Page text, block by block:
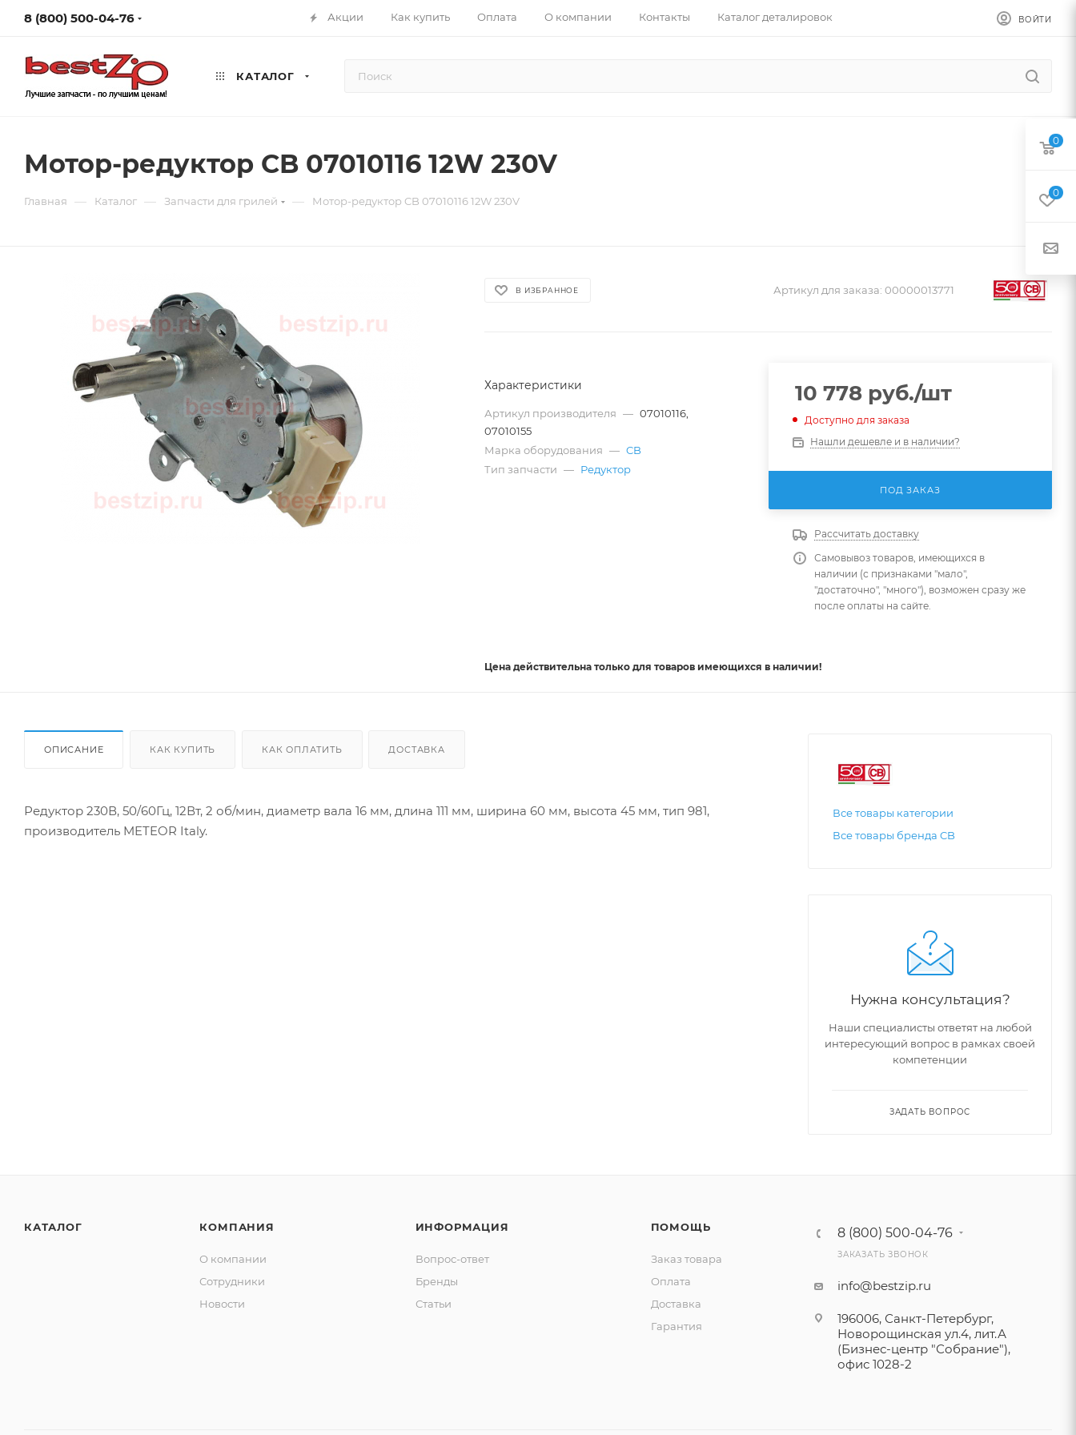
8 (800) 500-04-76 Акции Как купить Оплата О компании Контакты Каталог деталировок ВОЙТИ
КАТАЛОГ
Мотор-редуктор CB 07010116 12W 230V
Главная — Каталог — Запчасти для грилей — Мотор-редуктор CB 07010116 12W 230V
В ИЗБРАННОЕ Артикул для заказа: 00000013771
Характеристики
Артикул производителя — 07010116,
07010155
Марка оборудования — CB
Тип запчасти — Редуктор
10 778руб./шт
Доступно для заказа
Нашли дешевле и в наличии?
ПОД ЗАКАЗ
Рассчитать доставку
Самовывоз товаров, имеющихся в
наличии (с признаками "мало",
"достаточно", "много"), возможен сразу же
после оплаты на сайте.
Цена действительна только для товаров имеющихся в наличии!
ОПИСАНИЕ КАК КУПИТЬ КАК ОПЛАТИТЬ ДОСТАВКА
Редуктор 230В, 50/60Гц, 12Вт, 2 об/мин, диаметр вала 16 мм, длина 111 мм, ширина 60 мм, высота 45 мм, тип 981,
производитель METEOR Italy.
Все товары категории
Все товары бренда CB
Нужна консультация?
Наши специалисты ответят на любой
интересующий вопрос в рамках своей
компетенции
ЗАДАТЬ ВОПРОС
КАТАЛОГ КОМПАНИЯ
О компании
Сотрудники
Новости
ИНФОРМАЦИЯ
Вопрос-ответ
Бренды
Статьи
ПОМОЩЬ
Заказ товара
Оплата
Доставка
Гарантия
8 (800) 500-04-76
ЗАКАЗАТЬ ЗВОНОК
info@bestzip.ru
196006, Санкт-Петербург,
Новорощинская ул.4, лит.А
(Бизнес-центр "Собрание"),
офис 1028-2
0
0